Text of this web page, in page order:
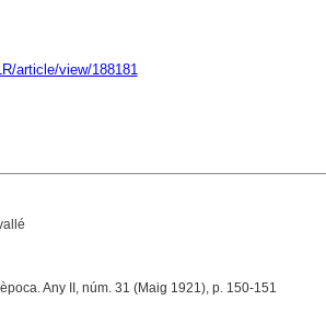
article/view/188181
Any II, núm. 31 (Maig 1921), p. 150-151